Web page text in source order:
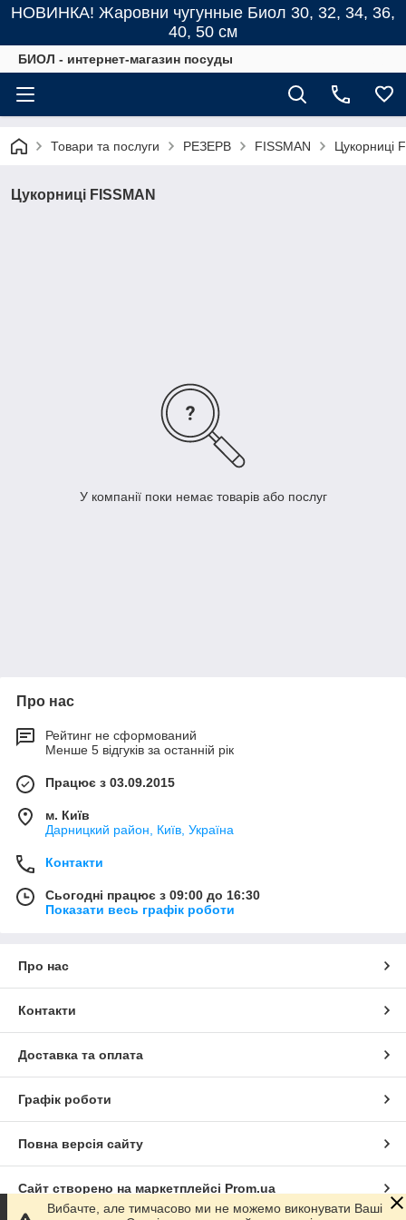
НОВИНКА! Жаровни чугунные Биол 30, 32, 34, 36,
40, 50 см
БИОЛ - интернет-магазин посуды
Товари та послуги РЕЗЕРВ FISSMAN Цукорниці
Цукорниці FISSMAN
У компанії поки немає товарів або послуг
Про нас
Рейтинг не сформований
Менше 5 відгуків за останній рік
Працює з 03.09.2015
м. Київ
Дарницкий район, Київ, Україна
Контакти
Сьогодні працює з 09:00 до 16:30
Показати весь графік роботи
Про нас
Контакти
Доставка та оплата
Графік роботи
Повна версія сайту
Сайт створено на маркетплейсі Prom.ua
Вибачте, але тимчасово ми не можемо виконувати Ваші